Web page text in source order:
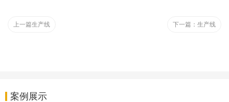
上一篇生产线 下一篇： 生产线
案例展示